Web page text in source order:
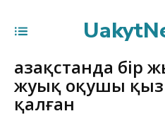
Қазақстанда бір
жуық оқушы қыз
қалған